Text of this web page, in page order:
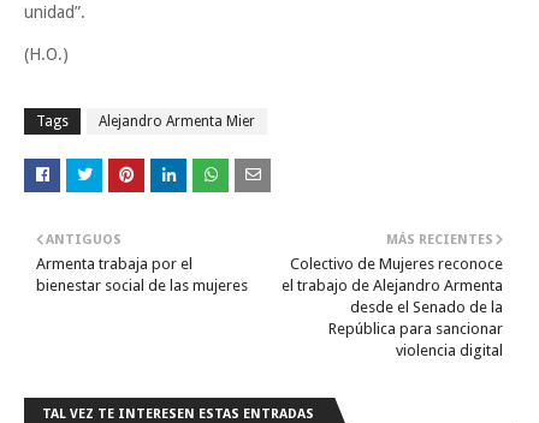
unidad”.
(H.O.)
Tags Alejandro Armenta Mier
MÁS RECIENTES
Colectivo de Mujeres reconoce
el trabajo de Alejandro Armenta
desde el Senado de la
República para sancionar
violencia digital
ANTIGUOS
Armenta trabaja por el
bienestar social de las mujeres
TAL VEZ TE INTERESEN ESTAS ENTRADAS